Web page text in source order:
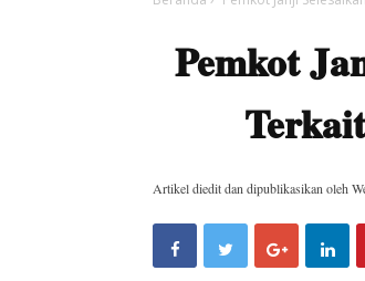
Pemkot
Artikel diedit dan dipublikasikan oleh